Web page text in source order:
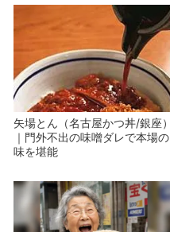
矢場とん（名古屋かつ丼/銀座）
｜門外不出の味噌ダレで本場の
味を堪能